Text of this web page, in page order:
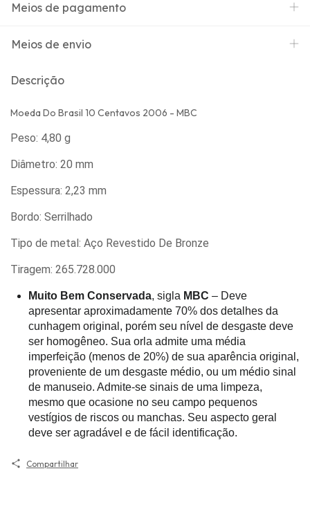
Meios de pagamento
Meios de envio
Descrição
Moeda Do Brasil 10 Centavos 2006 - MBC
Peso: 4,80 g
Diâmetro: 20 mm
Espessura: 2,23 mm
Bordo: Serrilhado
Tipo de metal: Aço Revestido De Bronze
Tiragem: 265.728.000
Muito Bem Conservada, sigla MBC – Deve
apresentar aproximadamente 70% dos detalhes da
cunhagem original, porém seu nível de desgaste deve
ser homogêneo. Sua orla admite uma média
imperfeição (menos de 20%) de sua aparência original,
proveniente de um desgaste médio, ou um médio sinal
de manuseio. Admite-se sinais de uma limpeza,
mesmo que ocasione no seu campo pequenos
vestígios de riscos ou manchas. Seu aspecto geral
deve ser agradável e de fácil identificação.
Compartilhar